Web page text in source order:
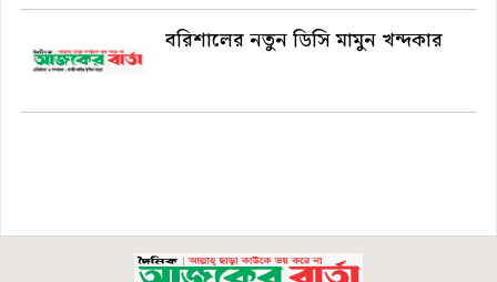
বরিশালের নতুন ডিসি মামুন খন্দকার